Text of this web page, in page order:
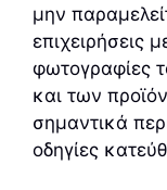
μην
επιχειρήσεις
φωτογραφίες
και των
σημαντικά
οδηγίες